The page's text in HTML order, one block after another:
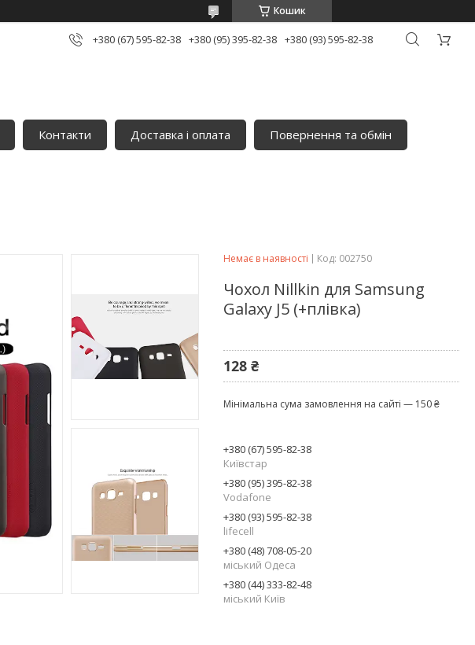
Кошик
+380 (67) 595-82-38 +380 (95) 395-82-38 +380 (93) 595-82-38
Контакти Доставка і оплата Повернення та обмін
Немає в наявності Код: 002750
Чохол Nillkin для Samsung
Galaxy J5 (+плівка)
128 ₴
Мінімальна сума замовлення на сайті — 150 ₴
+380 (67) 595-82-38
Київстар
+380 (95) 395-82-38
Vodafone
+380 (93) 595-82-38
lifecell
+380 (48) 708-05-20
міський Одеса
+380 (44) 333-82-48
міський Київ